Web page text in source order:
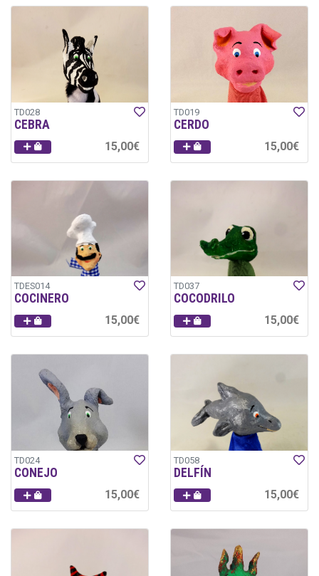
TD028
CEBRA
15,00€
TD019
CERDO
15,00€
TDES014
COCINERO
15,00€
TD037
COCODRILO
15,00€
TD024
CONEJO
15,00€
TD058
DELFÍN
15,00€